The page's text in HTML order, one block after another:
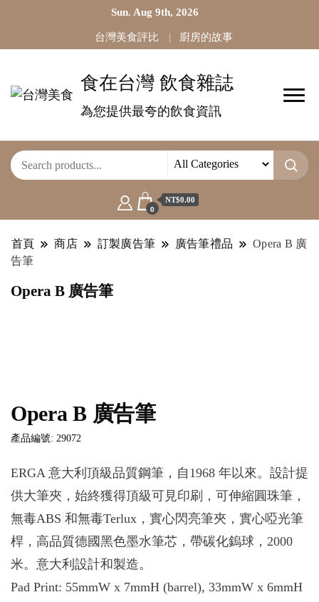
Sun. Aug 9th, 2026
台灣美食評比 廚房的故事
食在台灣 飲食雜誌
為您提供最夸的飲食資訊
0
NT$0.00
首頁 商店 訂製廣告筆 廣告筆禮品
Opera B 廣
告筆
Opera B 廣告筆
Opera B 廣告筆
產品編號: 29072
ERGA 意大利頂級品質鋼筆，自1968 年以來。設計提
供大筆夾，始終獲得頂級可見印刷，可伸縮圓珠筆，
無毒ABS 和無毒Terlux，實心閃亮筆夾，實心啞光筆
桿，高品質德國黑色墨水筆芯，帶碳化鎢球，2000
米。意大利設計和製造。
Pad Print: 55mmW x 7mmH (barrel), 33mmW x 6mmH